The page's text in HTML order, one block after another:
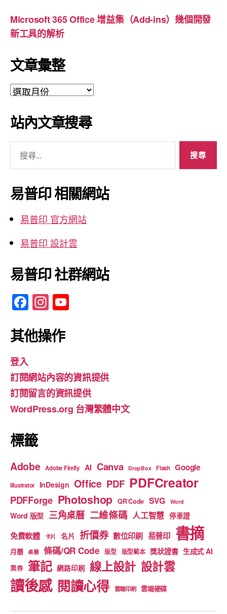
Microsoft 365 Office 增益集（Add-ins）幾個開發
新工具的解析
文章彙整
文
彙
整
站內文章搜尋
關
鍵
字:
易普印 相關網站
易普印 官方網站
易普印 設計雲
易普印 社群網站
F
a
c
b
o
o
k
In
st
a
gr
a
m
u
b
e
其他操作
登入
訂閱網站內容的資訊提供
訂閱留言的資訊提供
WordPress.org 台灣繁體中文
標籤
Adobe Adobe Firefly AI Canva DropBox Flash Google
Illustrator InDesign Office PDF PDFCreator
PDFForge Photoshop QR Code SVG Word
Word 版型 三角桌曆 二維條碼 人工智慧 停車證
免費軟體 卡片 名片 折價券 數位印刷 易普印 書摘
月曆 桌曆 條碼/QR Code 版型 版型範本 獎狀證書 生成式 AI
票券 筆記 網路印刷 線上設計 設計雲
讀後感 閱讀心得 雲端印刷 雲端硬碟